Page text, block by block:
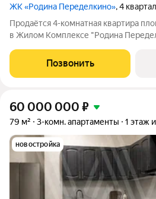
ЖК «Родина Переделкино», 4
Продаётся 4-комнатная квартира
в Жилом Комплексе "Родина
квартал бизнес-класса на Западе
Ульяновским лесопарком,
Позвонить
60 000 000 ₽
79 м² 3-комн. апартаменты 1 этаж
новостройка